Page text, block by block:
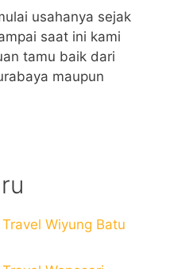
usahanya sejak
saat ini kami
tamu baik dari
maupun
Wiyung Batu